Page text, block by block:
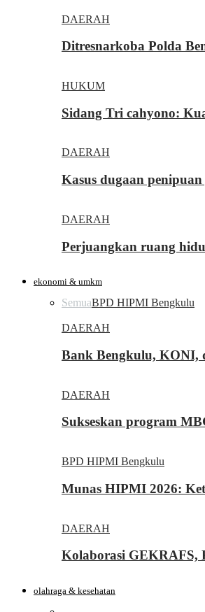
DAERAH
Ditresnarkoba Polda
HUKUM
Sidang Tri cahyono:
DAERAH
Kasus dugaan
DAERAH
Perjuangkan ruang
ekonomi & umkm
SemuaBPD HIPMI Bengkulu
DAERAH
Bank Bengkulu, KONI,
DAERAH
Sukseskan program
BPD HIPMI Bengkulu
Munas HIPMI 2026:
DAERAH
Kolaborasi GEKRAFS,
olahraga & kesehatan